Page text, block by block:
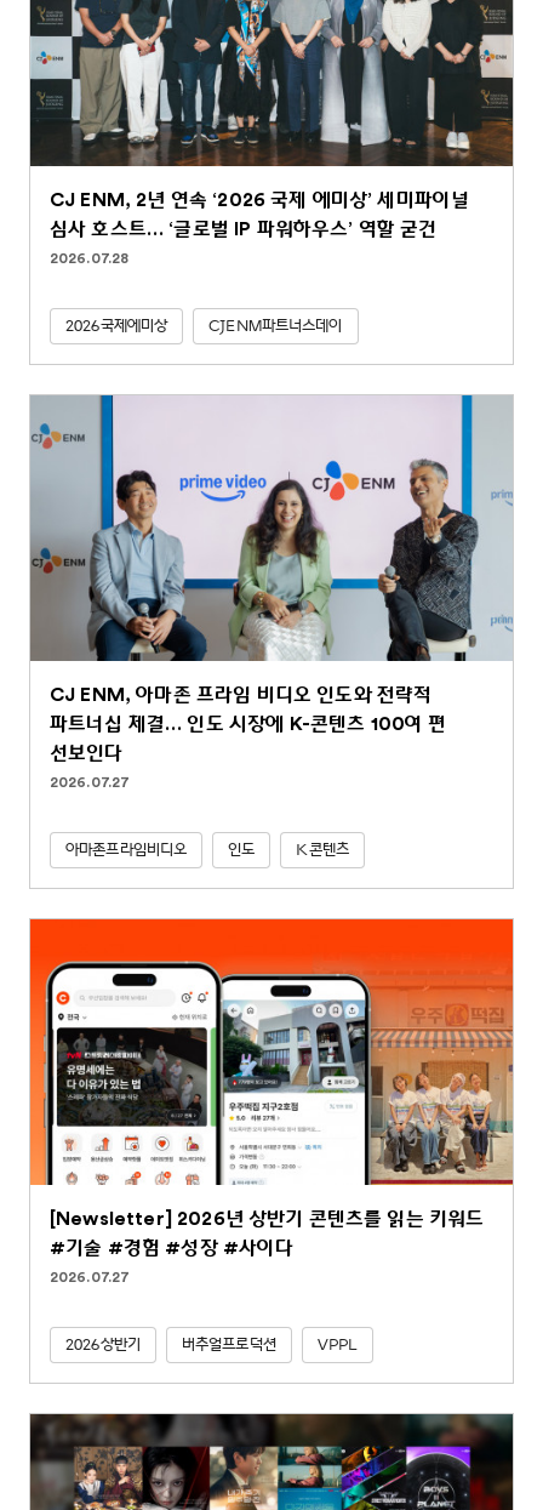
CJ ENM, 2년 연속 ‘2026 국제 에미상’ 세미파이널
심사 호스트… ‘글로벌 IP 파워하우스’ 역할 굳건
2026.07.28
2026국제에미상 CJENM파트너스데이
CJ ENM, 아마존 프라임 비디오 인도와 전략적
파트너십 체결… 인도 시장에 K-콘텐츠 100여 편
선보인다
2026.07.27
아마존프라임비디오 인도 K콘텐츠
[Newsletter] 2026년 상반기 콘텐츠를 읽는 키워드
#기술 #경험 #성장 #사이다
2026.07.27
2026상반기 버추얼프로덕션 VPPL